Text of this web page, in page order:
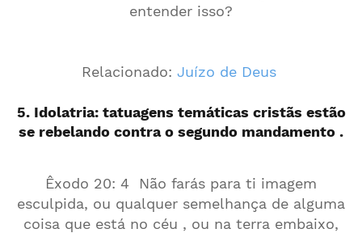
entender isso?
Relacionado: Juízo de Deus
5. Idolatria: tatuagens temáticas cristãs estão
se rebelando contra o segundo mandamento .
Êxodo 20: 4 Não farás para ti imagem
esculpida, ou qualquer semelhança de alguma
coisa que está no céu , ou na terra embaixo,